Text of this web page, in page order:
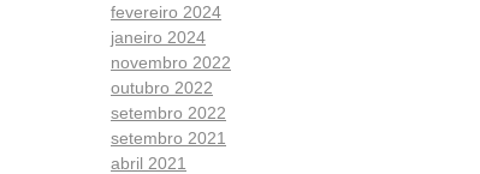
fevereiro 2024
janeiro 2024
novembro 2022
outubro 2022
setembro 2022
setembro 2021
abril 2021